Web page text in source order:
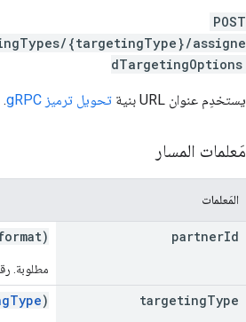
POST
{targetingType}/assigne
dTargetingOptions
يستخدِم عنوان URL بنية تحويل ترميز gRPC .
مَعلمات المسار
المَعلمات
partnerId
مطلوبة.
targetingType
)